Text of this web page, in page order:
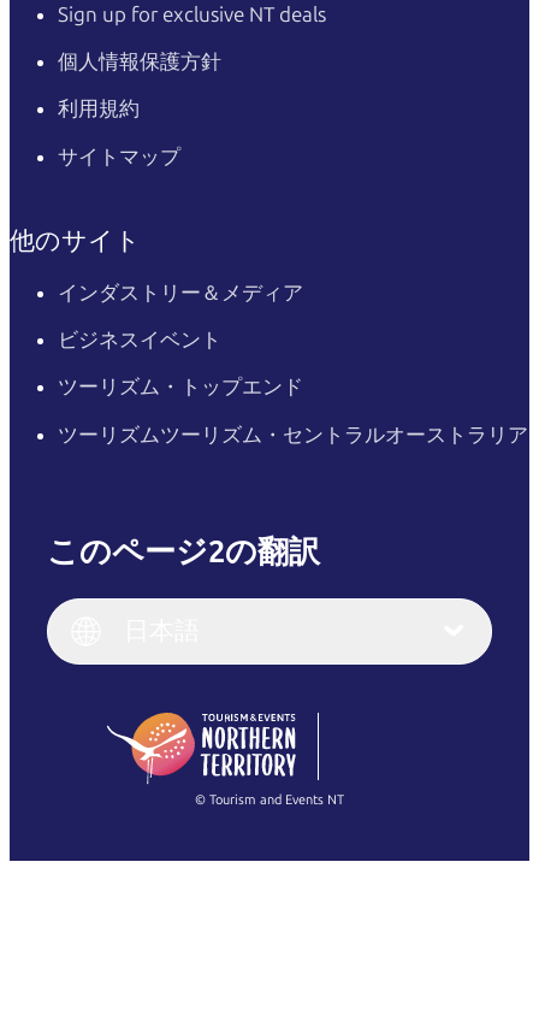
Sign up for exclusive NT deals
個人情報保護方針
利用規約
サイトマップ
他のサイト
インダストリー＆メディア
ビジネスイベント
ツーリズム・トップエンド
ツーリズムツーリズム・セントラルオーストラリア
このページ2の翻訳
English (US)
English
(Singapore)
Français
繁體中文
© Tourism and Events NT